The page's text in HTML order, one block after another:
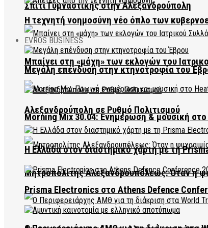
Σπίτι Γυμναστικής στην Αλεξανδρούπολη
Μπαίνει στη «μάχη» των εκλογών του
Morning Mix 30.04: Ενημέρωση & μουσική
Μητροπολίτης Αλεξανδρουπόλεως: Όταν η
Η τεχνητή νοημοσύνη νέο όπλο των
EVROS BUSINESS
Μεγάλη επένδυση στην κτηνοτροφία του
Αλεξανδρούπολη σε Ρυθμό Πολιτισμού
Η Ελλάδα στον διαστημικό χάρτη με τη
Prisma Electronics στο Athens Defence